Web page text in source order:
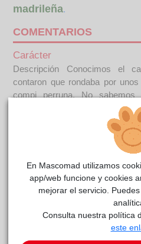
madrileña.
COMENTARIOS
Carácter
Descripción Conocimos el
contaron que rondaba por
compi perruna. No
buscándose la vida, ni si
podía o quería hacerse cargo
tuvimos hueco, no pudimos
ha tenido cachorros,
se desconoce cuál fue su
pasado hambre y frio, que
preocupado por ella en mucho
albergue estaba por
caminaba de manera que se le
y lo más destacable: Alma
posibilidad alguna de
En Mascomad utilizamos
app/web funcione y cookies
mejorar el servicio.
Consulta nuestra política
este